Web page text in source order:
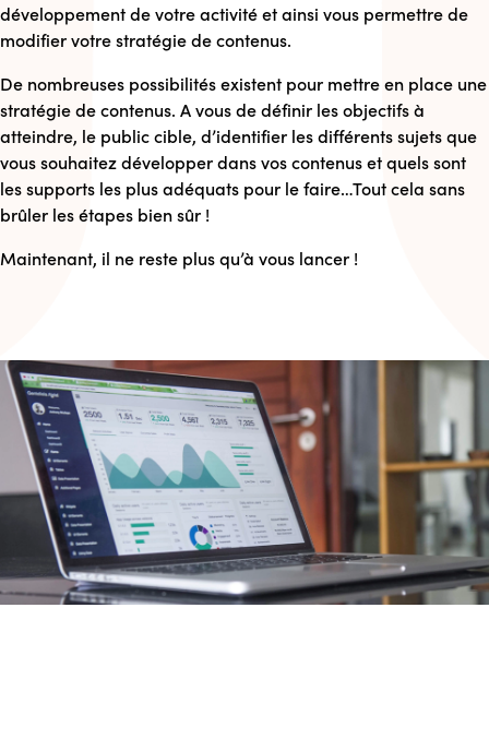
développement de votre activité et ainsi vous permettre de
modifier votre stratégie de contenus.
De nombreuses possibilités existent pour mettre en place une
stratégie de contenus. A vous de définir les objectifs à
atteindre, le public cible, d’identifier les différents sujets que
vous souhaitez développer dans vos contenus et quels sont
les supports les plus adéquats pour le faire…Tout cela sans
brûler les étapes bien sûr !
Maintenant, il ne reste plus qu’à vous lancer !